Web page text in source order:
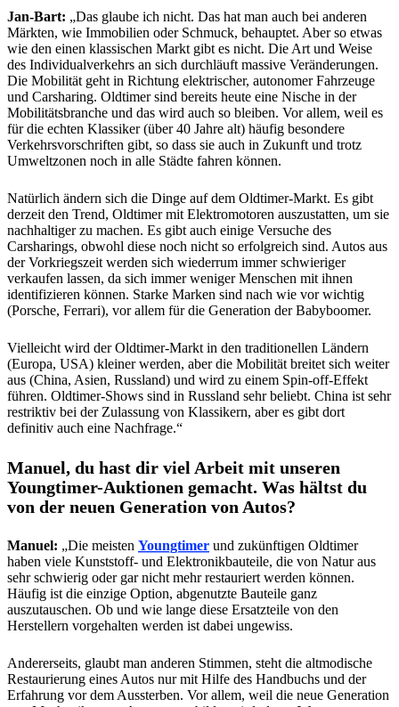
Jan-Bart: „Das glaube ich nicht. Das hat man auch bei anderen
Märkten, wie Immobilien oder Schmuck, behauptet. Aber so etwas
wie den einen klassischen Markt gibt es nicht. Die Art und Weise
des Individualverkehrs an sich durchläuft massive Veränderungen.
Die Mobilität geht in Richtung elektrischer, autonomer Fahrzeuge
und Carsharing. Oldtimer sind bereits heute eine Nische in der
Mobilitätsbranche und das wird auch so bleiben. Vor allem, weil es
für die echten Klassiker (über 40 Jahre alt) häufig besondere
Verkehrsvorschriften gibt, so dass sie auch in Zukunft und trotz
Umweltzonen noch in alle Städte fahren können.
Natürlich ändern sich die Dinge auf dem Oldtimer-Markt. Es gibt
derzeit den Trend, Oldtimer mit Elektromotoren auszustatten, um sie
nachhaltiger zu machen. Es gibt auch einige Versuche des
Carsharings, obwohl diese noch nicht so erfolgreich sind. Autos aus
der Vorkriegszeit werden sich wiederrum immer schwieriger
verkaufen lassen, da sich immer weniger Menschen mit ihnen
identifizieren können. Starke Marken sind nach wie vor wichtig
(Porsche, Ferrari), vor allem für die Generation der Babyboomer.
Vielleicht wird der Oldtimer-Markt in den traditionellen Ländern
(Europa, USA) kleiner werden, aber die Mobilität breitet sich weiter
aus (China, Asien, Russland) und wird zu einem Spin-off-Effekt
führen. Oldtimer-Shows sind in Russland sehr beliebt. China ist sehr
restriktiv bei der Zulassung von Klassikern, aber es gibt dort
definitiv auch eine Nachfrage.“
Manuel, du hast dir viel Arbeit mit unseren
Youngtimer-Auktionen gemacht. Was hältst du
von der neuen Generation von Autos?
Manuel: „Die meisten Youngtimer und zukünftigen Oldtimer
haben viele Kunststoff- und Elektronikbauteile, die von Natur aus
sehr schwierig oder gar nicht mehr restauriert werden können.
Häufig ist die einzige Option, abgenutzte Bauteile ganz
auszutauschen. Ob und wie lange diese Ersatzteile von den
Herstellern vorgehalten werden ist dabei ungewiss.
Andererseits, glaubt man anderen Stimmen, steht die altmodische
Restaurierung eines Autos nur mit Hilfe des Handbuchs und der
Erfahrung vor dem Aussterben. Vor allem, weil die neue Generation